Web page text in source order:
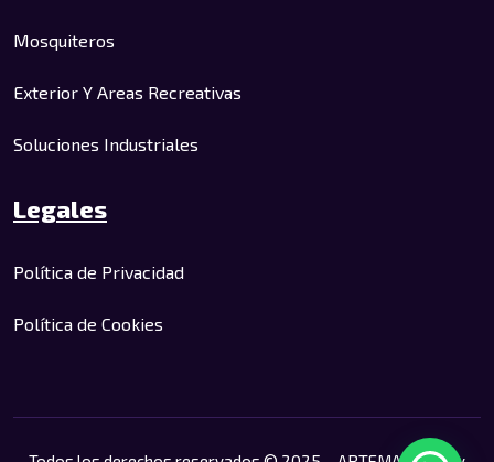
Mosquiteros
Exterior Y Areas Recreativas
Soluciones Industriales
Legales
Política de Privacidad
Política de Cookies